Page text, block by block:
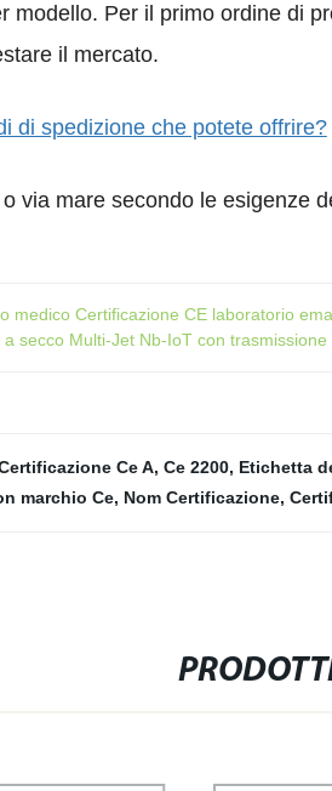
modello. Per il primo ordine di
il mercato.
di spedizione che potete offrire?
via mare secondo le esigenze
medico Certificazione CE laboratorio
a secco Multi-Jet Nb-IoT con
Ce A, Ce 2200, Etichetta
marchio Ce, Nom Certificazione,